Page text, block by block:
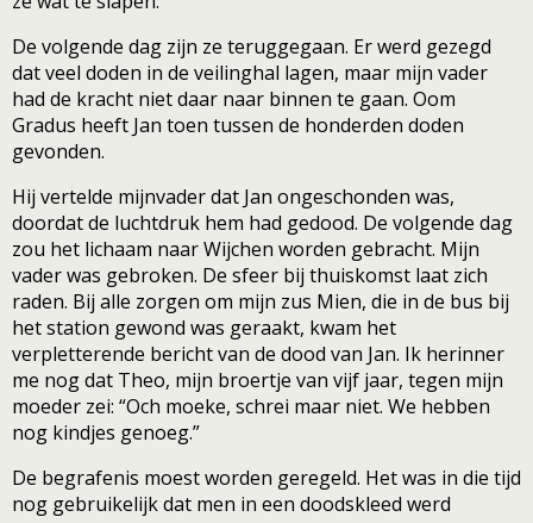
De volgende dag zijn ze teruggegaan. Er werd gezegd
dat veel doden in de veilinghal lagen, maar mijn vader
had de kracht niet daar naar binnen te gaan. Oom
Gradus heeft Jan toen tussen de honderden doden
gevonden.
Hij vertelde mijnvader dat Jan ongeschonden was,
doordat de luchtdruk hem had gedood. De volgende dag
zou het lichaam naar Wijchen worden gebracht. Mijn
vader was gebroken. De sfeer bij thuiskomst laat zich
raden. Bij alle zorgen om mijn zus Mien, die in de bus bij
het station gewond was geraakt, kwam het
verpletterende bericht van de dood van Jan. Ik herinner
me nog dat Theo, mijn broertje van vijf jaar, tegen mijn
moeder zei: “Och moeke, schrei maar niet. We hebben
nog kindjes genoeg.”
De begrafenis moest worden geregeld. Het was in die tijd
nog gebruikelijk dat men in een doodskleed werd